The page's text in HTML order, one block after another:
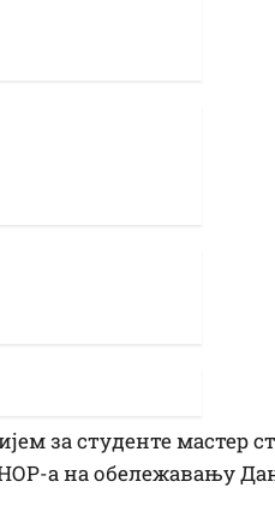
за студенте мастер
а на обележавању